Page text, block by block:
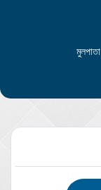
মুলপাতা